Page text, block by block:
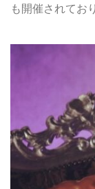
も開催されてお